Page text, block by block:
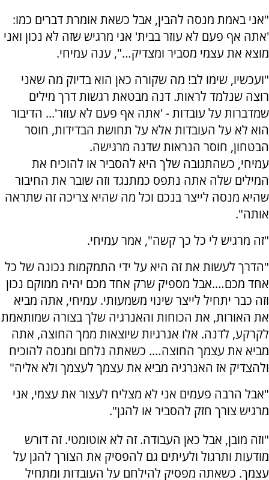
"אני באמת מנסה להבין, אבל כשאת אומרת דברים כמו:
'אתה אף פעם לא עוזר בבית' אני מרגיש שזה לא נכון ואני
מוצא את עצמי מסביר ומצדיק…", ענה עמיחי.
"ועכשיו, שימו לב! מה שקורה כאן הוא בדיוק מה שאני
רוצה שנלמד לראות. דנה מבטאת רגשות דרך מילים
שמדברות על עובדות - 'אתה אף פעם לא עוזר'... הדיבור
הוא לא על העובדות אלא על תחושת הבדידות, חוסר
הבטחון, חוסר הנראות שדנה מרגישה.
עמיחי, כשהתגובה שלך היא להסביר או להוכיח את
המילים שלה אתה נתפס כמתנגד וזה שובר את החיבור
שהיא מנסה לייצר בנכם וכל מה שהיא צריכה זה שתראה
אותה".
"זה מרגיש לי כל כך קשה", אמר עמיחי.
"הדרך לעשות את זה היא על ידי התמקמות נכונה של כל
אחד מכם….אבל מספיק שרק אחד מכם יהיה ממוקם נכון
וזה כבר יתחיל לייצר שינוי משמעותי. עמיחי, אתה מביא
את האורות, את הכוחות והאנרגיה שלך בצורה שמותאמת
לקרקע, לדנה. אלו אנרגיות שיוצאות ממך החוצה, אתה
מביא את עצמך החוצה…. כשאתה נלחם ומנסה להוכיח
ולהצדיק אז האנרגיה מביא את עצמך לעצמך ולא אליה"
"אבל הרבה פעמים אני לא מצליח לעצור את עצמי, אני
מרגיש צורך חזק להסביר או להגן".
"וזה מובן, אבל כאן העבודה. זה לא אוטומטי. זה דורש
מודעות ותרגול ולעיתים גם להפסיק את הצורך להגן על
עצמך. כשאתה מפסיק להילחם על העובדות ומתחיל